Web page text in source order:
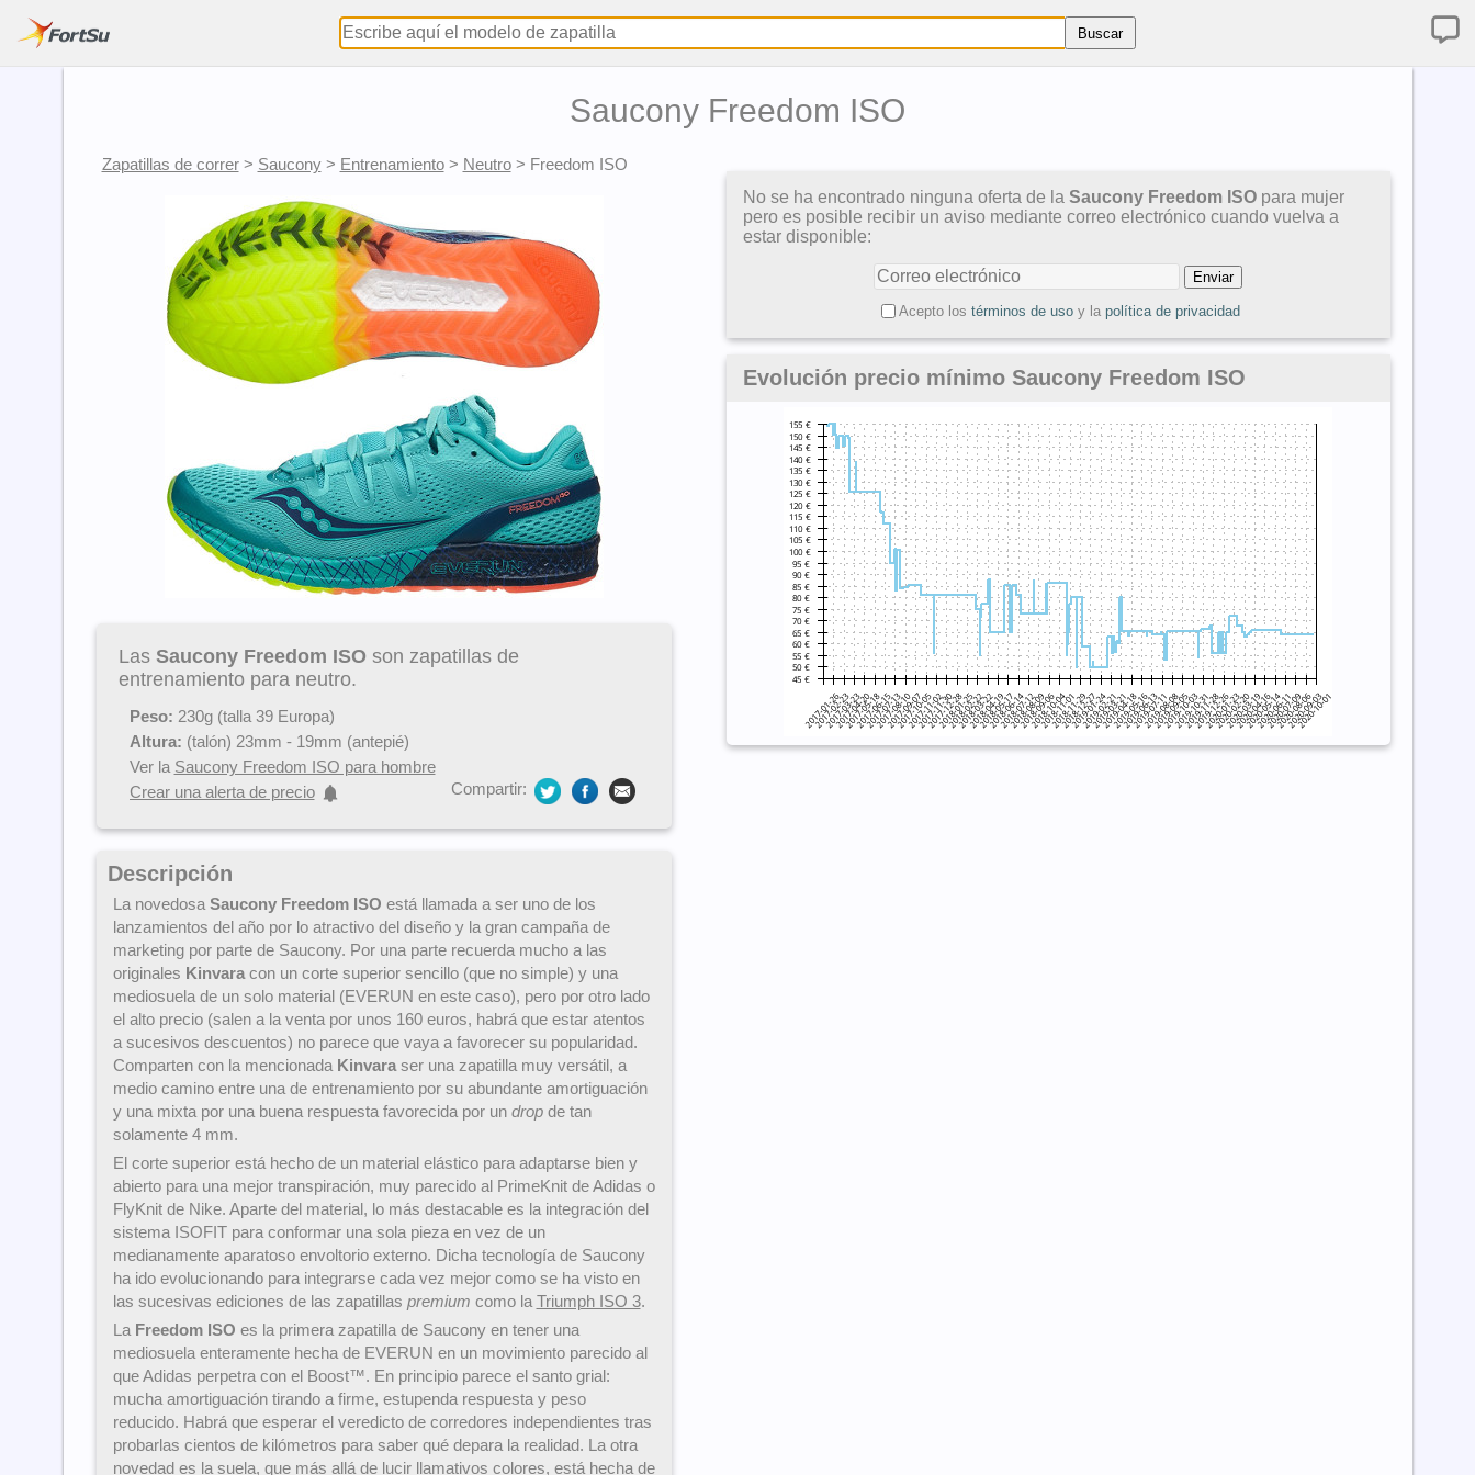
Saucony Freedom ISO
Zapatillas de correr> Saucony> Entrenamiento> Neutro> Freedom ISO
Las Saucony Freedom ISO son zapatillas de
entrenamiento para neutro.
Peso: 230g (talla 39 Europa)
Altura: (talón) 23mm - 19mm (antepié)
Ver la Saucony Freedom ISO para hombre
Crear una alerta de precio
Compartir:
Descripción
La novedosa Saucony Freedom ISO está llamada a ser uno de los
lanzamientos del año por lo atractivo del diseño y la gran campaña de
marketing por parte de Saucony. Por una parte recuerda mucho a las
originales Kinvaracon un corte superior sencillo (que no simple) y una
mediosuela de un solo material (EVERUN en este caso), pero por otro lado
el alto precio (salen a la venta por unos 160 euros, habrá que estar atentos
a sucesivos descuentos) no parece que vaya a favorecer su popularidad.
Comparten con la mencionada Kinvaraser una zapatilla muy versátil, a
medio camino entre una de entrenamiento por su abundante amortiguación
y una mixta por una buena respuesta favorecida por un dropde tan
solamente 4 mm.
El corte superior está hecho de un material elástico para adaptarse bien y
abierto para una mejor transpiración, muy parecido al PrimeKnit de Adidas o
FlyKnit de Nike. Aparte del material, lo más destacable es la integración del
sistema ISOFIT para conformar una sola pieza en vez de un
medianamente aparatoso envoltorio externo. Dicha tecnología de Saucony
ha ido evolucionando para integrarse cada vez mejor como se ha visto en
las sucesivas ediciones de las zapatillas premium como la Triumph ISO 3.
La Freedom ISO es la primera zapatilla de Saucony en tener una
mediosuela enteramente hecha de EVERUN en un movimiento parecido al
que Adidas perpetra con el Boost™. En principio parece el santo grial:
mucha amortiguación tirando a firme, estupenda respuesta y peso
reducido. Habrá que esperar el veredicto de corredores independientes tras
probarlas cientos de kilómetros para saber qué depara la realidad. La otra
novedad es la suela, que más allá de lucir llamativos colores, está hecha de
No se ha encontrado ninguna oferta de la Saucony Freedom ISO para mujer
pero es posible recibir un aviso mediante correo electrónico cuando vuelva a
estar disponible:
Acepto los términos de usoy la política de privacidad
Evolución precio mínimo Saucony Freedom ISO